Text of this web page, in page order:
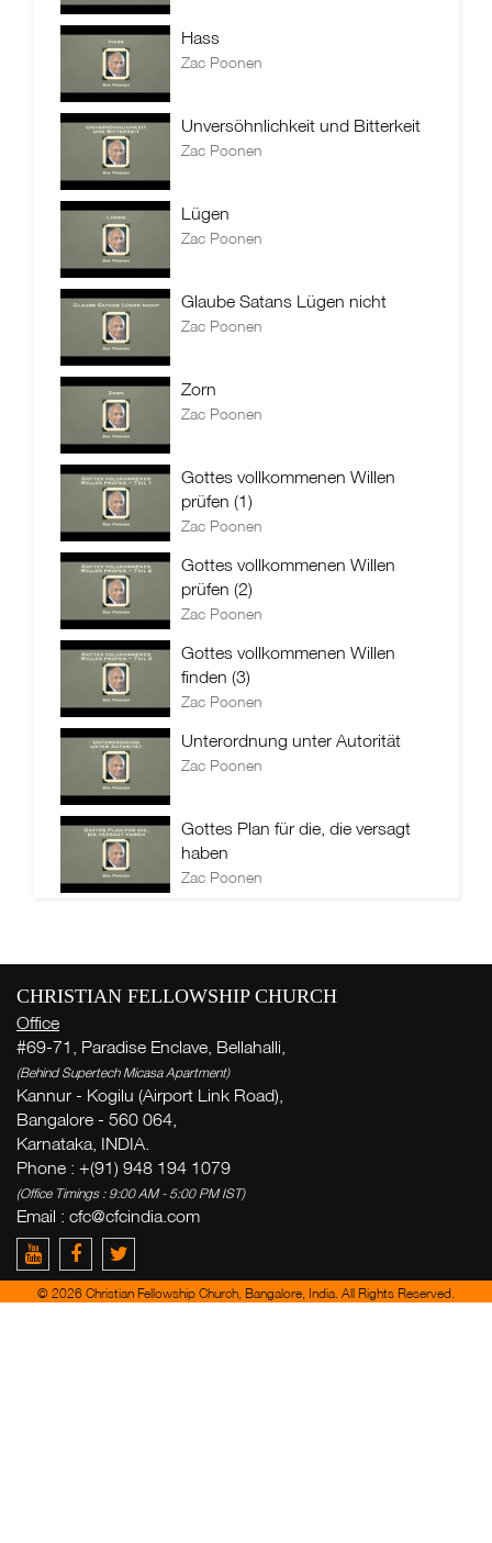
Hass
Zac Poonen
Unversöhnlichkeit und Bitterkeit
Zac Poonen
Lügen
Zac Poonen
Glaube Satans Lügen nicht
Zac Poonen
Zorn
Zac Poonen
Gottes vollkommenen Willen
prüfen (1)
Zac Poonen
Gottes vollkommenen Willen
prüfen (2)
Zac Poonen
Gottes vollkommenen Willen
finden (3)
Zac Poonen
Unterordnung unter Autorität
Zac Poonen
Gottes Plan für die, die versagt
haben
Zac Poonen
CHRISTIAN FELLOWSHIP CHURCH
Office
#69-71, Paradise Enclave, Bellahalli,
(Behind Supertech Micasa Apartment)
Kannur - Kogilu (Airport Link Road),
Bangalore - 560 064,
Karnataka, INDIA.
Phone : +(91) 948 194 1079
(Office Timings : 9:00 AM - 5:00 PM IST)
Email : cfc@cfcindia.com
© 2026 Christian Fellowship Church, Bangalore, India. All Rights Reserved.